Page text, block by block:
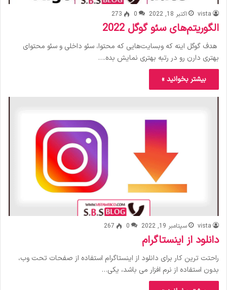
vista اکتبر 18, 2022 0
273
الگوریتم‌های سئو گوگل 2022
هدف گوگل اینه که وبسایت‌هایی که محتوا، سئو داخلی و سئو محتوای
بهتری دارن رو در رتبه بهتری نمایش بده.…
بیشتر بخوانید »
vista سپتامبر 19, 2022 0
267
دانلود از اینستاگرام
راحتت ترین کار برای دانلود از اینستاگرام استفاده از صفحات تحت وب،
بدون استفاده از نرم افزار می باشد، یکی…